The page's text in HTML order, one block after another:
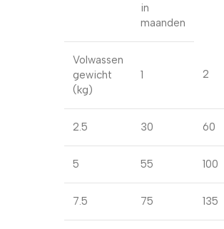
in
maanden
Volwassen
gewicht
(kg)
1 2
2.5 30 60
5 55 100
7.5 75 135